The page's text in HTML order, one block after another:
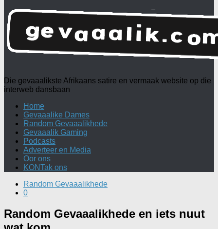
Die gevaaalikste Afrikaans satire en vermaak website op die
interweb dansbaan
Home
Gevaaalike Dames
Random Gevaaalikhede
Gevaaalik Gaming
Podcasts
Adverteer en Media
Oor ons
KONTak ons
Random Gevaaalikhede
0
Random Gevaaalikhede en iets nuut